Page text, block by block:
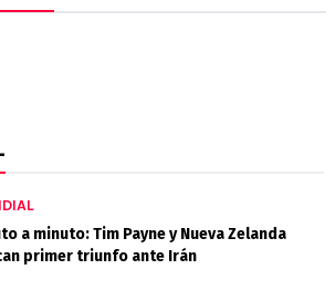
a minuto: Tim Payne y Nueva Zelanda
primer triunfo ante Irán